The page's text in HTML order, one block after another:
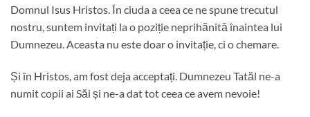
Domnul Isus Hristos. În ciuda a ceea ce ne spune trecutul
nostru, suntem invitați la o poziție neprihănită înaintea lui
Dumnezeu. Aceasta nu este doar o invitație, ci o chemare.
Și în Hristos, am fost deja acceptați. Dumnezeu Tatăl ne-a
numit copii ai Săi și ne-a dat tot ceea ce avem nevoie!